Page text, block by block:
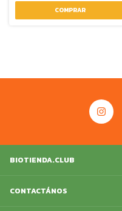
BIOTIENDA.CLUB
CONTACTÁNOS